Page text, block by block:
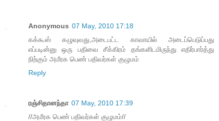
Anonymous 07 May, 2010 17:18
கக்கூஸ் கழுவுவது,அடைபட்ட காவாயில் அடைப்பெடுப்பது
எப்படின்னு ஒரு பதிவை சீக்கிரம் தங்களிடமிருந்து எதிர்பார்த்து
நிற்கும் அமீரக பெண் பதிவர்கள் குழுமம்
Reply
ரஞ்சிதானந்தா 07 May, 2010 17:39
//அமீரக பெண் பதிவர்கள் குழுமம்//